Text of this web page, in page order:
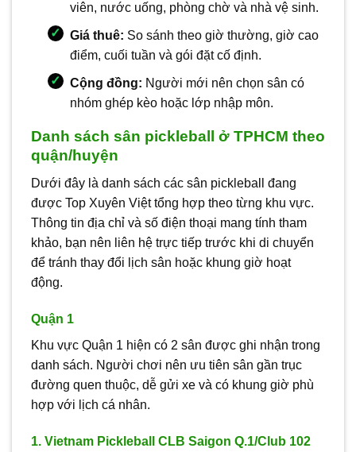
viên, nước uống, phòng chờ và nhà vệ sinh.
Giá thuê: So sánh theo giờ thường, giờ cao
điểm, cuối tuần và gói đặt cố định.
Cộng đồng: Người mới nên chọn sân có
nhóm ghép kèo hoặc lớp nhập môn.
Danh sách sân pickleball ở TPHCM theo
quận/huyện
Dưới đây là danh sách các sân pickleball đang
được Top Xuyên Việt tổng hợp theo từng khu vực.
Thông tin địa chỉ và số điện thoại mang tính tham
khảo, bạn nên liên hệ trực tiếp trước khi di chuyển
để tránh thay đổi lịch sân hoặc khung giờ hoạt
động.
Quận 1
Khu vực Quận 1 hiện có 2 sân được ghi nhận trong
danh sách. Người chơi nên ưu tiên sân gần trục
đường quen thuộc, dễ gửi xe và có khung giờ phù
hợp với lịch cá nhân.
1. Vietnam Pickleball CLB Saigon Q.1/Club 102